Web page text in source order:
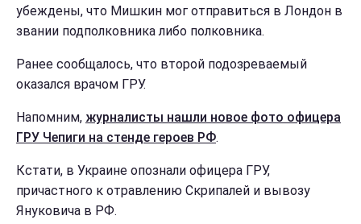
убеждены, что Мишкин мог отправиться в Лондон в
звании подполковника либо полковника.
Ранее сообщалось, что второй подозреваемый
оказался врачом ГРУ.
Напомним, журналисты нашли новое фото офицера
ГРУ Чепиги на стенде героев РФ.
Кстати, в Украине опознали офицера ГРУ,
причастного к отравлению Скрипалей и вывозу
Януковича в РФ.